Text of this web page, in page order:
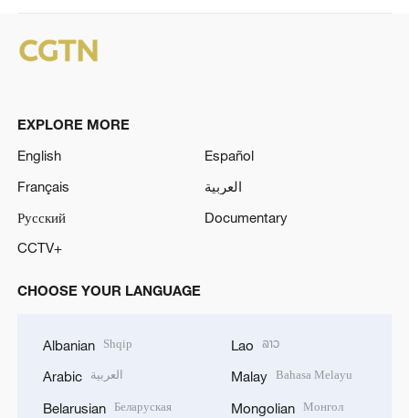
EXPLORE MORE
English
Español
Français
العربية
Русский
Documentary
CCTV+
CHOOSE YOUR LANGUAGE
Albanian Shqip
Arabic العربية
Belarusian Беларуская
Lao ລາວ
Malay Bahasa Melayu
Mongolian Монгол